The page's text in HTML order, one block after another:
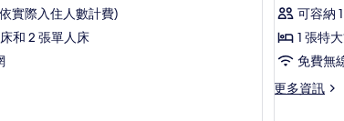
情
實際入住人數計費)
和 2 張單人床
Room
Single
Use -
Entrance
可容納
1 張特
免費無
更多資訊
更